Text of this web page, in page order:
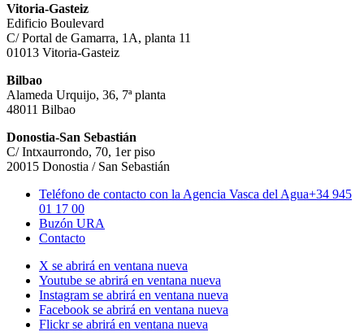
Vitoria-Gasteiz
Edificio Boulevard
C/ Portal de Gamarra, 1A, planta 11
01013 Vitoria-Gasteiz
Bilbao
Alameda Urquijo, 36, 7ª planta
48011 Bilbao
Donostia-San Sebastián
C/ Intxaurrondo, 70, 1er piso
20015 Donostia / San Sebastián
Teléfono de contacto con la Agencia Vasca del Agua+34 945
01 17 00
Buzón URA
Contacto
X se abrirá en ventana nueva
Youtube se abrirá en ventana nueva
Instagram se abrirá en ventana nueva
Facebook se abrirá en ventana nueva
Flickr se abrirá en ventana nueva